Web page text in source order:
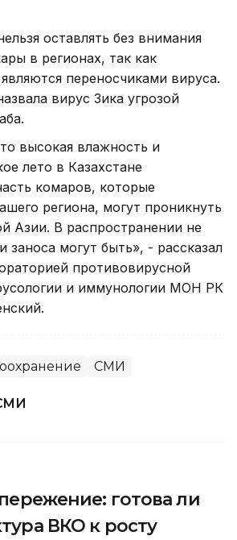
оставлять без внимания
в регионах, так как
переносчиками вируса.
вирус Зика угрозой
высокая влажность и
лето в Казахстане
комаров, которые
региона, могут проникнуть
Азии. В распространении не
заноса могут быть», - рассказал
противовирусной
и иммунологии МОН РК
СМИ
готова ли
ВКО к росту